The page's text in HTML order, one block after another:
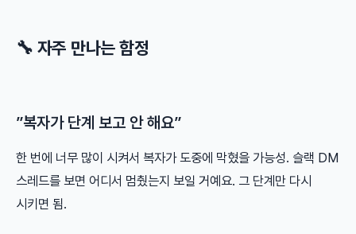
🔧 자주 만나는 함정
”복자가 단계 보고 안 해요”
한 번에 너무 많이 시켜서 복자가 도중에 막혔을 가능성. 슬랙 DM
스레드를 보면 어디서 멈췄는지 보일 거예요. 그 단계만 다시
시키면 됨.